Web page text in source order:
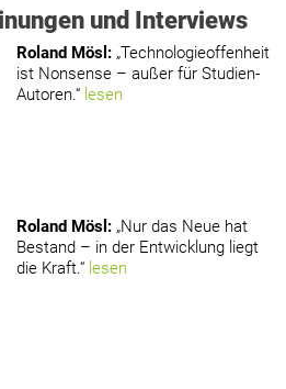
und Interviews
Roland Mösl : „Technologieoffenheit
ist Nonsense – außer für Studien-
Autoren.“ lesen
Roland Mösl : „Nur das Neue hat
Bestand – in der Entwicklung liegt
die Kraft.“ lesen